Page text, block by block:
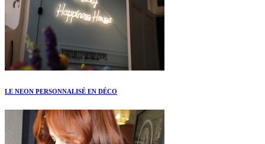
LE NEON PERSONNALISÉ EN DÉCO